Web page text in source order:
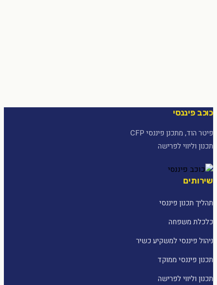
כוכב פיננסי
פיטר הוד, מתכנן פיננסי CFP
תכנון וליווי לפרישה
שירותים
תהליך תכנון פיננסי
כלכלת משפחה
ניהול פיננסי למשקיע כשיר
תכנון פיננסי ממוקד
תכנון וליווי לפרישה